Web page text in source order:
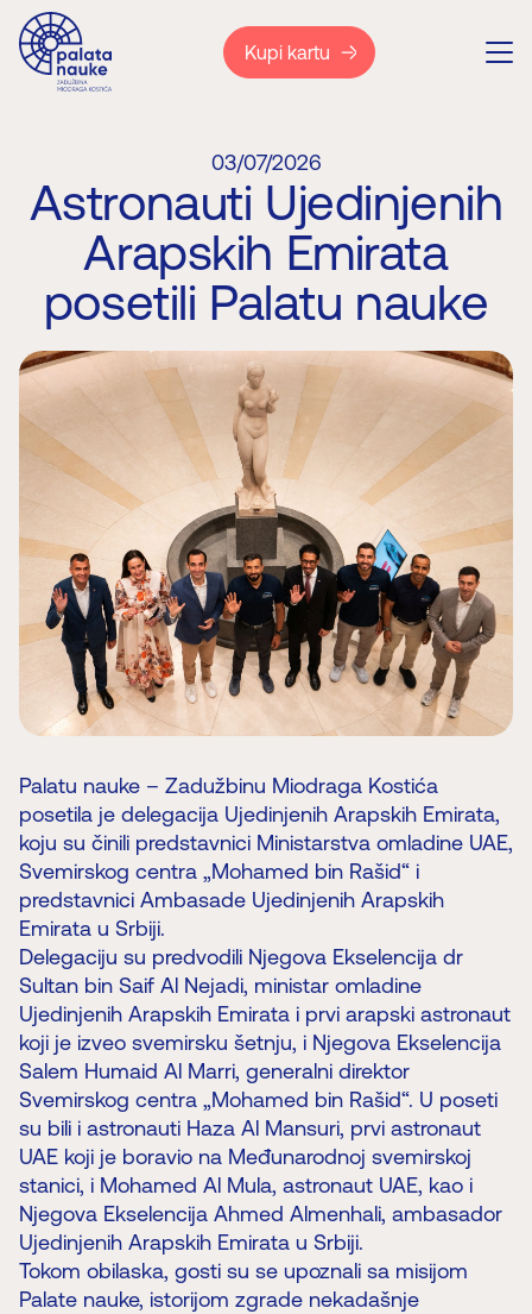
Kupi kartu
03/07/2026
Astronauti Ujedinjenih
Arapskih Emirata
posetili Palatu nauke
Palatu nauke – Zadužbinu Miodraga Kostića
posetila je delegacija Ujedinjenih Arapskih Emirata,
koju su činili predstavnici Ministarstva omladine UAE,
Svemirskog centra „Mohamed bin Rašid“ i
predstavnici Ambasade Ujedinjenih Arapskih
Emirata u Srbiji.
Delegaciju su predvodili Njegova Ekselencija dr
Sultan bin Saif Al Nejadi, ministar omladine
Ujedinjenih Arapskih Emirata i prvi arapski astronaut
koji je izveo svemirsku šetnju, i Njegova Ekselencija
Salem Humaid Al Marri, generalni direktor
Svemirskog centra „Mohamed bin Rašid“. U poseti
su bili i astronauti Haza Al Mansuri, prvi astronaut
UAE koji je boravio na Međunarodnoj svemirskoj
stanici, i Mohamed Al Mula, astronaut UAE, kao i
Njegova Ekselencija Ahmed Almenhali, ambasador
Ujedinjenih Arapskih Emirata u Srbiji.
Tokom obilaska, gosti su se upoznali sa misijom
Palate nauke, istorijom zgrade nekadašnje